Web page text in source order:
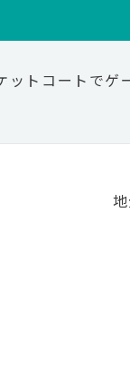
トコートでゲ